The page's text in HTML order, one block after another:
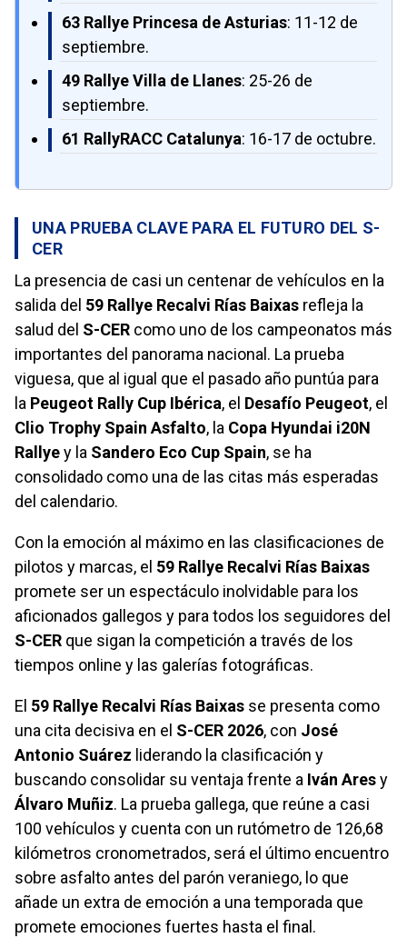
63 Rallye Princesa de Asturias: 11-12 de
septiembre.
49 Rallye Villa de Llanes: 25-26 de
septiembre.
61 RallyRACC Catalunya: 16-17 de octubre.
UNA PRUEBA CLAVE PARA EL FUTURO DEL S-
CER
La presencia de casi un centenar de vehículos en la
salida del 59 Rallye Recalvi Rías Baixas refleja la
salud del S-CER como uno de los campeonatos más
importantes del panorama nacional. La prueba
viguesa, que al igual que el pasado año puntúa para
la Peugeot Rally Cup Ibérica, el Desafío Peugeot, el
Clio Trophy Spain Asfalto, la Copa Hyundai i20N
Rallyey la Sandero Eco Cup Spain, se ha
consolidado como una de las citas más esperadas
del calendario.
Con la emoción al máximo en las clasificaciones de
pilotos y marcas, el 59 Rallye Recalvi Rías Baixas
promete ser un espectáculo inolvidable para los
aficionados gallegos y para todos los seguidores del
S-CER que sigan la competición a través de los
tiempos online y las galerías fotográficas.
El 59 Rallye Recalvi Rías Baixas se presenta como
una cita decisiva en el S-CER 2026, con José
Antonio Suárez liderando la clasificación y
buscando consolidar su ventaja frente a Iván Aresy
Álvaro Muñiz. La prueba gallega, que reúne a casi
100 vehículos y cuenta con un rutómetro de 126,68
kilómetros cronometrados, será el último encuentro
sobre asfalto antes del parón veraniego, lo que
añade un extra de emoción a una temporada que
promete emociones fuertes hasta el final.